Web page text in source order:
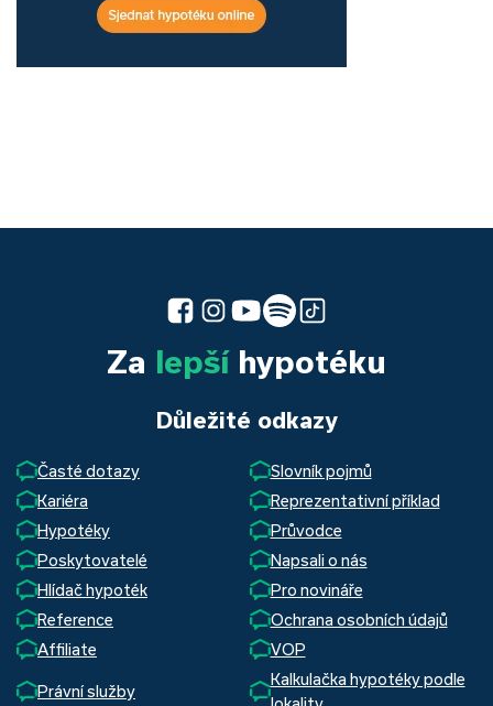
Za lepšíhypotéku
Důležité odkazy
Časté dotazy
Slovník pojmů
Kariéra
Reprezentativní příklad
Hypotéky
Průvodce
Poskytovatelé
Napsali o nás
Hlídač hypoték
Pro novináře
Reference
Ochrana osobních údajů
Affiliate
VOP
Právní služby
Kalkulačka hypotéky podle